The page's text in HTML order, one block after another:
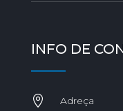
INFO DE

Adreça